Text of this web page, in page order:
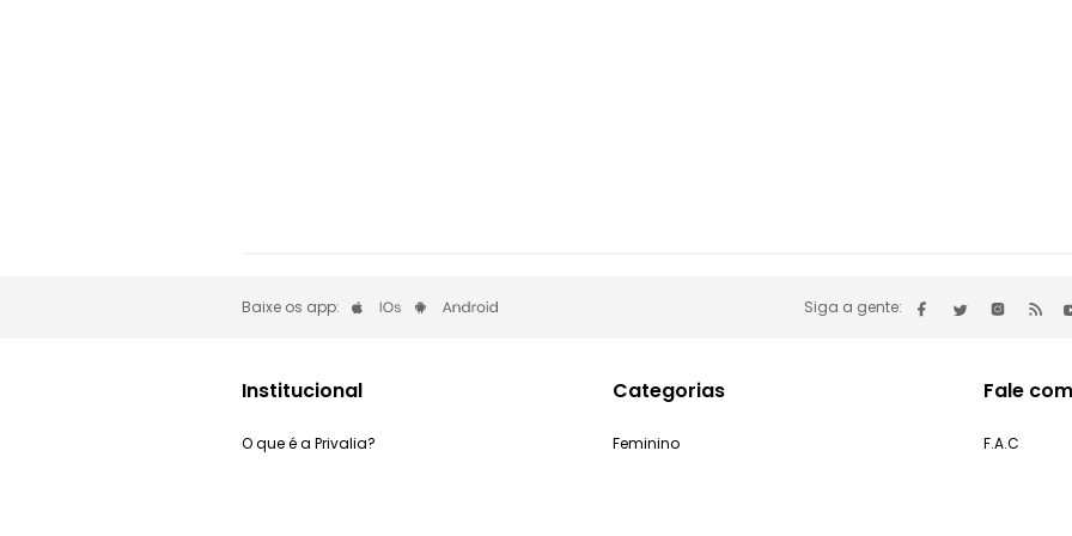
Baixe os app: Siga a gente:
Institucional
O que é a Privalia?
Categorias
Feminino
Fale
F.A.C